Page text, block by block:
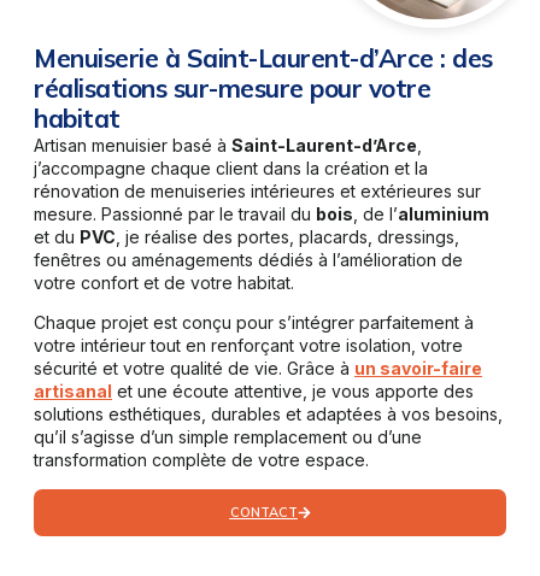
Menuiserie à Saint-Laurent-d’Arce : des
réalisations sur-mesure pour votre
habitat
Artisan menuisier basé à Saint-Laurent-d’Arce
j’accompagne chaque client dans la création et la
rénovation de menuiseries intérieures et extérieures sur
mesure. Passionné par le travail du bois , de l’aluminium
et du PVC , je réalise des portes, placards, dressings,
fenêtres ou aménagements dédiés à l’amélioration de
votre confort et de votre habitat.
Chaque projet est conçu pour s’intégrer parfaitement à
votre intérieur tout en renforçant votre isolation, votre
sécurité et votre qualité de vie. Grâce à un savoir-faire
artisanal et une écoute attentive, je vous apporte des
solutions esthétiques, durables et adaptées à vos besoins,
qu’il s’agisse d’un simple remplacement ou d’une
transformation complète de votre espace.
CONTACT